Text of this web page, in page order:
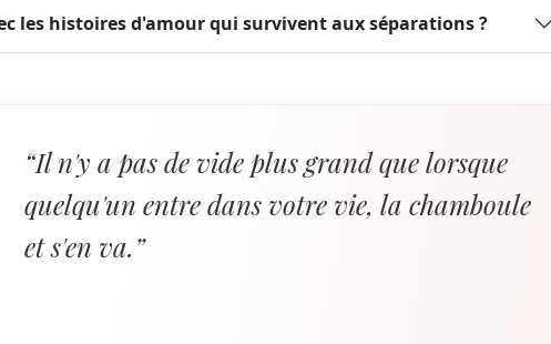
les histoires d'amour qui survivent aux séparations ?
“Il n'y a pas de vide plus grand que lorsque
quelqu'un entre dans votre vie, la chamboule
et s'en va.”